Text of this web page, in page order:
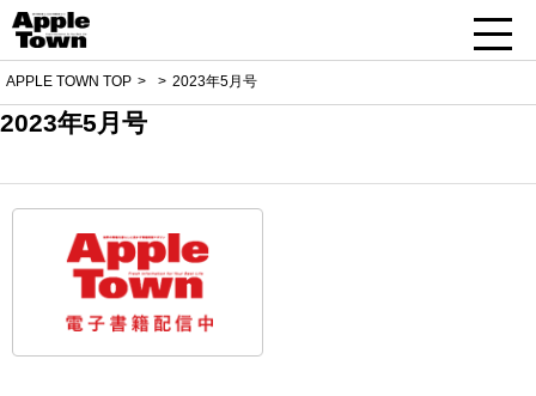
APPLE TOWN TOP 2023年5月号
2023年5月号